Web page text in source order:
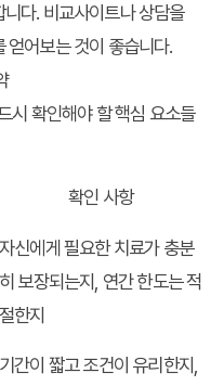
다. 비교사이트나 상담을
얻어보는 것이 좋습니다.
시 확인해야 할 핵심 요소들
확인 사항
자신에게 필요한 치료가 충분
히 보장되는지, 연간 한도는 적
절한지
기간이 짧고 조건이 유리한지,